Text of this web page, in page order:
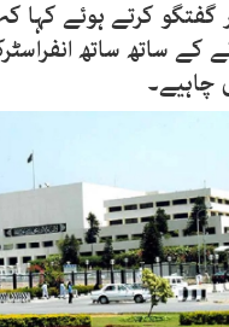
گفتگو کرتے ہوئے کہا
کے ساتھ ساتھ
چاہیے۔